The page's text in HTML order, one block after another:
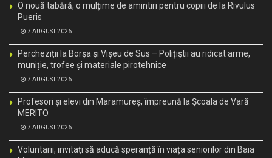
O nouă tabără, o mulțime de amintiri pentru copiii de la Rivulus
Pueris
7 AUGUST 2026
Percheziții la Borșa și Vișeu de Sus – Polițiștii au ridicat arme,
muniție, trofee și materiale pirotehnice
7 AUGUST 2026
Profesori și elevi din Maramureș, împreună la Școala de Vară
MERITO
7 AUGUST 2026
Voluntarii, invitați să aducă speranță în viața seniorilor din Baia